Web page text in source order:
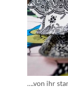
….von ihr